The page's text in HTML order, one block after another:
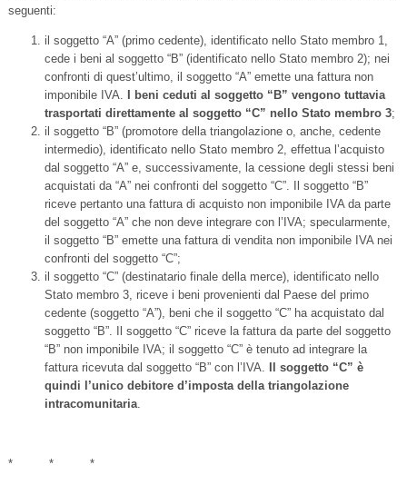
seguenti:
il soggetto “A” (primo cedente), identificato nello Stato membro 1,
cede i beni al soggetto “B” (identificato nello Stato membro 2); nei
confronti di quest’ultimo, il soggetto “A” emette una fattura non
imponibile IVA.
I beni ceduti al soggetto “B” vengono tuttavia
trasportati direttamente al soggetto “C” nello Stato membro 3;
il soggetto “B” (promotore della triangolazione o, anche, cedente
intermedio), identificato nello Stato membro 2, effettua l’acquisto
dal soggetto “A” e, successivamente, la cessione degli stessi beni
acquistati da “A” nei confronti del soggetto “C”. Il soggetto “B”
riceve pertanto una fattura di acquisto non imponibile IVA da parte
del soggetto “A” che non deve integrare con l’IVA; specularmente,
il soggetto “B” emette una fattura di vendita non imponibile IVA nei
confronti del soggetto “C”;
il soggetto “C” (destinatario finale della merce), identificato nello
Stato membro 3, riceve i beni provenienti dal Paese del primo
cedente (soggetto “A”), beni che il soggetto “C” ha acquistato dal
soggetto “B”. Il soggetto “C” riceve la fattura da parte del soggetto
“B” non imponibile IVA; il soggetto “C” è tenuto ad integrare la
fattura ricevuta dal soggetto “B” con l’IVA.
Il soggetto “C” è
quindi l’unico debitore d’imposta della triangolazione
intracomunitaria.
* * *